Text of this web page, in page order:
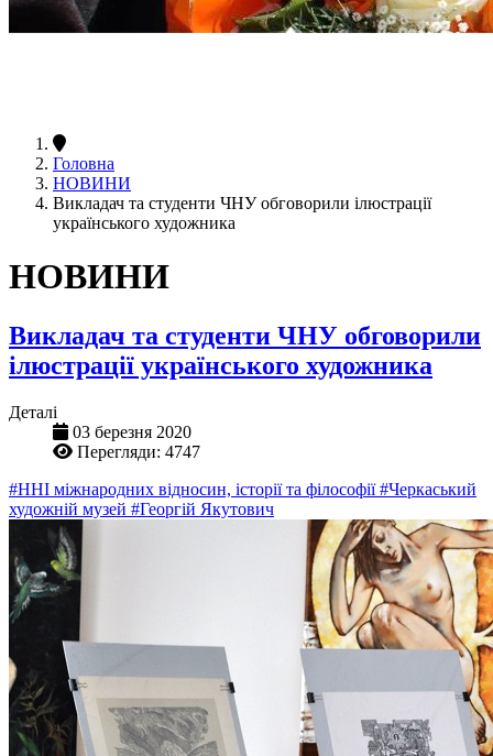
Головна
НОВИНИ
Викладач та студенти ЧНУ обговорили ілюстрації
українського художника
НОВИНИ
Викладач та студенти ЧНУ обговорили
ілюстрації українського художника
Деталі
03 березня 2020
Перегляди: 4747
#ННІ міжнародних відносин, історії та філософії#Черкаський
художній музей #Георгій Якутович